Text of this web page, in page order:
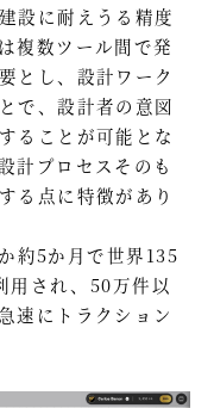
設に耐えうる精度
複数ツール間で発
とし、設計ワーク
で、設計者の意図
ることが可能とな
計プロセスそのも
る点に特徴があり
約5か月で世界135
用され、50万件以
速にトラクション